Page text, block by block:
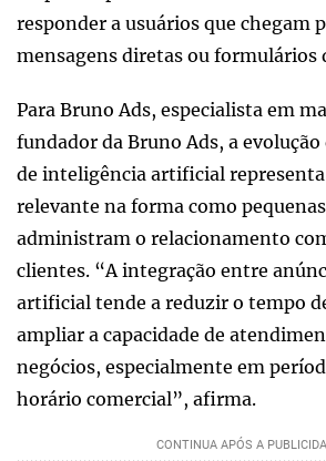
responder a usuários que chegam
mensagens diretas ou formulários
Para Bruno Ads, especialista em
fundador da Bruno Ads, a
de inteligência artificial
relevante na forma como
administram o relacionamento
clientes. “A integração entre
artificial tende a reduzir o tempo
ampliar a capacidade de
negócios, especialmente em
horário comercial”, afirma.